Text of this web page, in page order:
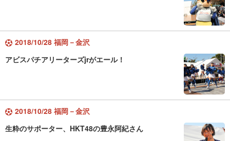
2018/10/28 福岡－金沢
アビスパチアリーターズjrがエール！
2018/10/28 福岡－金沢
生粋のサポーター、HKT48の豊永阿紀さん